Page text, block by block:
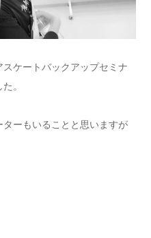
ケートバックアップセミナ
。
ーもいることと思いますが